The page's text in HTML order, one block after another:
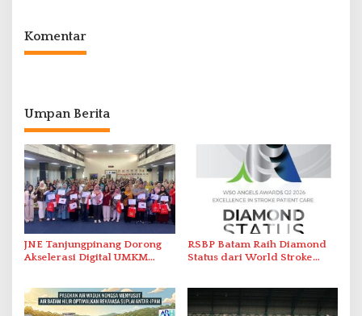
Komentar
Umpan Berita
JNE Tanjungpinang Dorong
Akselerasi Digital UMKM
RSBP Batam Raih Diamond
Status dari World Stroke
Berstandar Internasional